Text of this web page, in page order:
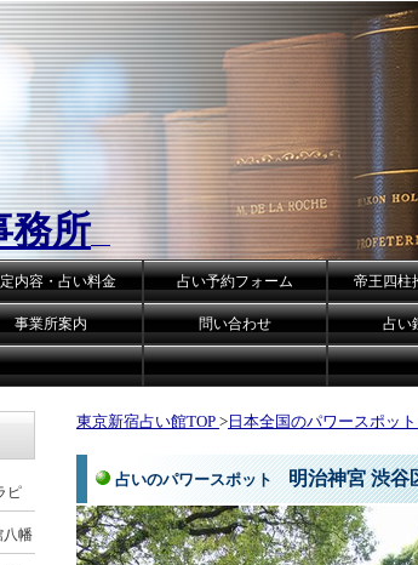
務所
内容・占い料金 占い予約フォーム 帝王四柱
事業所案内 問い合わせ 占い
東京新宿占い館TOP > 日本全国のパワースポット
占いのパワースポット明治神宮 渋谷
ピ
幡